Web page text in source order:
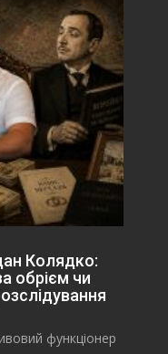
Колядко:
обрієм чи
функціонер